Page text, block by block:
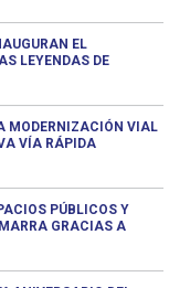
EL
LEYENDAS DE
MODERNIZACIÓN VIAL
VÍA RÁPIDA
PÚBLICOS Y
GRACIAS A